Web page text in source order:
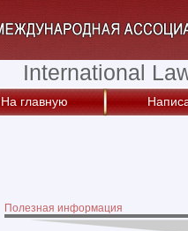
International
На главную
Полезная информация